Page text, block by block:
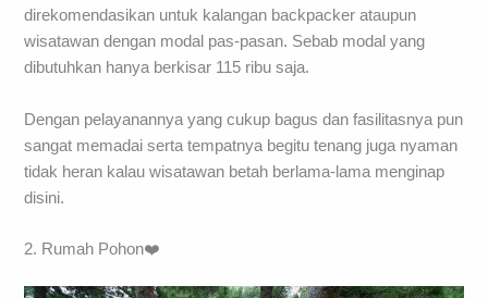
direkomendasikan untuk kalangan backpacker ataupun
wisatawan dengan modal pas-pasan. Sebab modal yang
dibutuhkan hanya berkisar 115 ribu saja.
Dengan pelayanannya yang cukup bagus dan fasilitasnya pun
sangat memadai serta tempatnya begitu tenang juga nyaman
tidak heran kalau wisatawan betah berlama-lama menginap
disini.
2. Rumah Pohon❤️